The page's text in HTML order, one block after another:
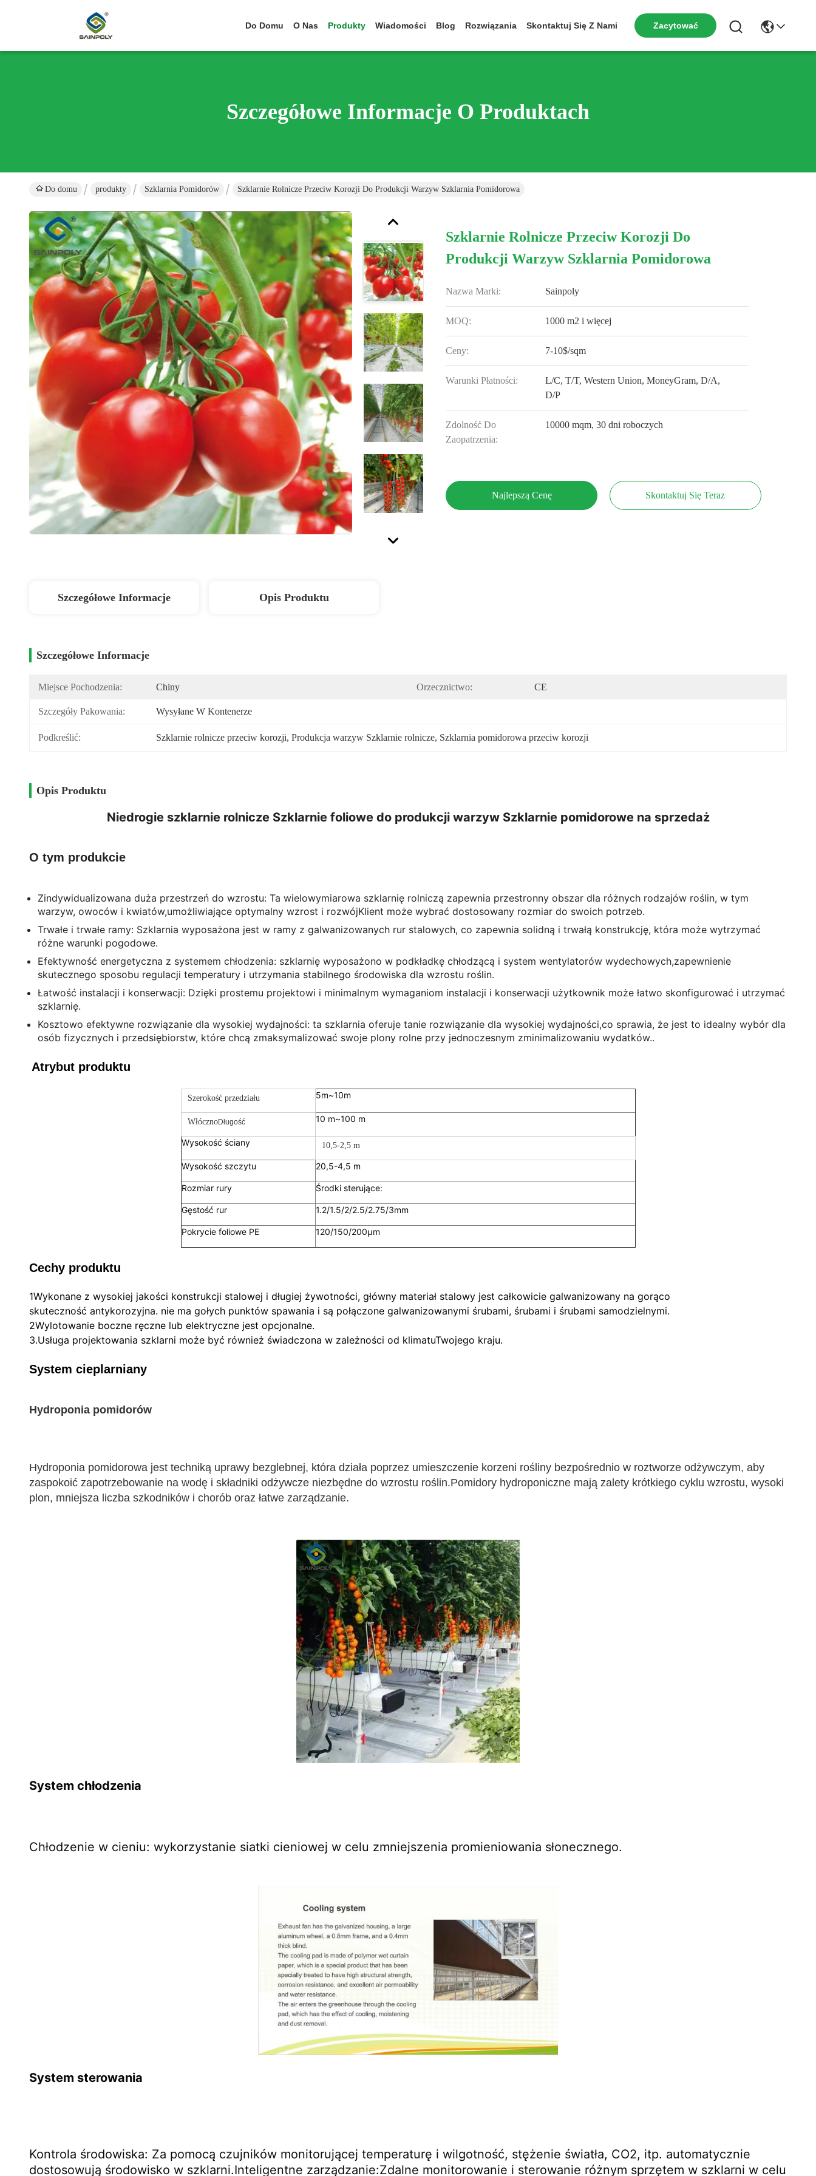
Do Domu O Nas Produkty Wiadomości Blog Rozwiązania Skontaktuj Się Z Nami Zacytować
Szczegółowe Informacje O Produktach
Do domu produkty Szklarnia Pomidorów Szklarnie Rolnicze Przeciw Korozji Do Produkcji Warzyw Szklarnia Pomidorowa
Szklarnie Rolnicze Przeciw Korozji Do
Produkcji Warzyw Szklarnia Pomidorowa
Nazwa Marki: Sainpoly
MOQ: 1000 m2 i więcej
Ceny: 7-10$/sqm
Warunki Płatności:
L/C, T/T, Western Union, MoneyGram, D/A,
D/P
Zdolność Do
Zaopatrzenia:
10000 mqm, 30 dni roboczych
Najlepszą Cenę Skontaktuj Się Teraz
Szczegółowe Informacje Opis Produktu
Szczegółowe Informacje
Miejsce Pochodzenia: Chiny Orzecznictwo: CE
Szczegóły Pakowania: Wysyłane W Kontenerze
Podkreślić: Szklarnie rolnicze przeciw korozji, Produkcja warzyw Szklarnie rolnicze, Szklarnia pomidorowa przeciw korozji
Opis Produktu
Niedrogie szklarnie rolnicze Szklarnie foliowe do produkcji warzyw Szklarnie pomidorowe na sprzedaż
O tym produkcie
Zindywidualizowana duża przestrzeń do wzrostu: Ta wielowymiarowa szklarnię rolniczą zapewnia przestronny obszar dla różnych rodzajów roślin, w tym
warzyw, owoców i kwiatów,umożliwiające optymalny wzrost i rozwójKlient może wybrać dostosowany rozmiar do swoich potrzeb.
Trwałe i trwałe ramy: Szklarnia wyposażona jest w ramy z galwanizowanych rur stalowych, co zapewnia solidną i trwałą konstrukcję, która może wytrzymać
różne warunki pogodowe.
Efektywność energetyczna z systemem chłodzenia: szklarnię wyposażono w podkładkę chłodzącą i system wentylatorów wydechowych,zapewnienie
skutecznego sposobu regulacji temperatury i utrzymania stabilnego środowiska dla wzrostu roślin.
Łatwość instalacji i konserwacji: Dzięki prostemu projektowi i minimalnym wymaganiom instalacji i konserwacji użytkownik może łatwo skonfigurować i utrzymać
szklarnię.
Kosztowo efektywne rozwiązanie dla wysokiej wydajności: ta szklarnia oferuje tanie rozwiązanie dla wysokiej wydajności,co sprawia, że jest to idealny wybór dla
osób fizycznych i przedsiębiorstw, które chcą zmaksymalizować swoje plony rolne przy jednoczesnym zminimalizowaniu wydatków..
Atrybut produktu
Szerokość przedziału 5m~10m
WłócznoDługość 10 m~100 m
Wysokość ściany 10,5-2,5 m
Wysokość szczytu 20,5-4,5 m
Rozmiar rury Środki sterujące:
Gęstość rur 1.2/1.5/2/2.5/2.75/3mm
Pokrycie foliowe PE 120/150/200μm
Cechy produktu
1Wykonane z wysokiej jakości konstrukcji stalowej i długiej żywotności, główny materiał stalowy jest całkowicie galwanizowany na gorąco
skuteczność antykorozyjna. nie ma gołych punktów spawania i są połączone galwanizowanymi śrubami, śrubami i śrubami samodzielnymi.
2Wylotowanie boczne ręczne lub elektryczne jest opcjonalne.
3.Usługa projektowania szklarni może być również świadczona w zależności od klimatuTwojego kraju.
System cieplarniany
Hydroponia pomidorów
Hydroponia pomidorowa jest techniką uprawy bezglebnej, która działa poprzez umieszczenie korzeni rośliny bezpośrednio w roztworze odżywczym, aby
zaspokoić zapotrzebowanie na wodę i składniki odżywcze niezbędne do wzrostu roślin.Pomidory hydroponiczne mają zalety krótkiego cyklu wzrostu, wysoki
plon, mniejsza liczba szkodników i chorób oraz łatwe zarządzanie.
System chłodzenia
Chłodzenie w cieniu: wykorzystanie siatki cieniowej w celu zmniejszenia promieniowania słonecznego.
System sterowania
Kontrola środowiska: Za pomocą czujników monitorującej temperaturę i wilgotność, stężenie światła, CO2, itp. automatycznie
dostosowują środowisko w szklarni.Inteligentne zarządzanie:Zdalne monitorowanie i sterowanie różnym sprzętem w szklarni w celu